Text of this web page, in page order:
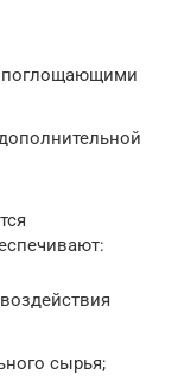
сырья;